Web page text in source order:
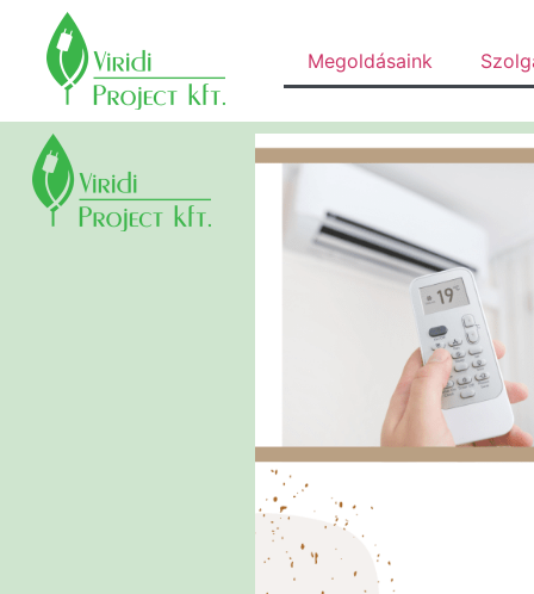
Megoldásaink